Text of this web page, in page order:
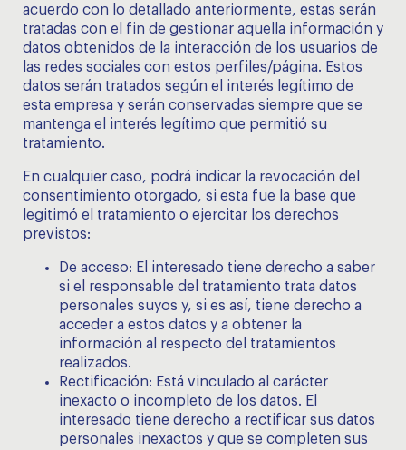
acuerdo con lo detallado anteriormente, estas serán
tratadas con el fin de gestionar aquella información y
datos obtenidos de la interacción de los usuarios de
las redes sociales con estos perfiles/página. Estos
datos serán tratados según el interés legítimo de
esta empresa y serán conservadas siempre que se
mantenga el interés legítimo que permitió su
tratamiento.
En cualquier caso, podrá indicar la revocación del
consentimiento otorgado, si esta fue la base que
legitimó el tratamiento o ejercitar los derechos
previstos:
De acceso: El interesado tiene derecho a saber
si el responsable del tratamiento trata datos
personales suyos y, si es así, tiene derecho a
acceder a estos datos y a obtener la
información al respecto del tratamientos
realizados.
Rectificación: Está vinculado al carácter
inexacto o incompleto de los datos. El
interesado tiene derecho a rectificar sus datos
personales inexactos y que se completen sus